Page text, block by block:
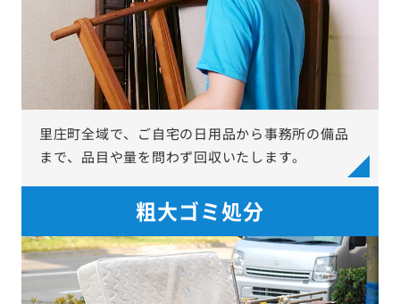
里庄町全域で、ご自宅の日用品から事務所の備品
まで、品目や量を問わず回収いたします。
粗大ゴミ処分